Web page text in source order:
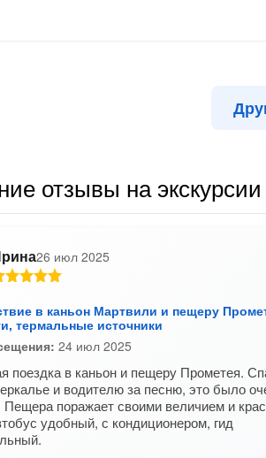
отзывы на экскурсии
26 июл 2025
в каньон Мартвили и пещеру
термальные источники
24 июл 2025
поездка в каньон и пещеру Прометея.
и водителю за песню, это было
Пещера поражает своими величием и
удобный, с кондиционером, гид